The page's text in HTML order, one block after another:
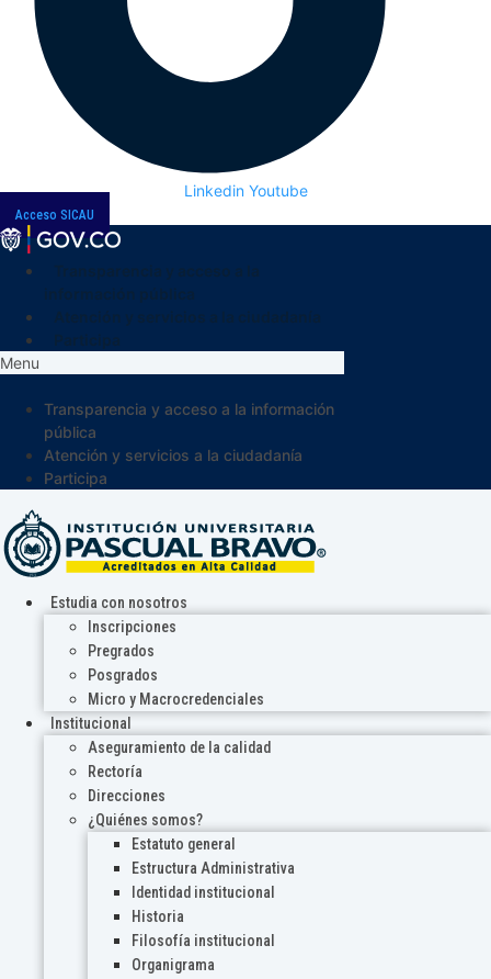
Linkedin Youtube
Acceso SICAU
Menu
Transparencia y acceso a la información
pública
Atención y servicios a la ciudadanía
Participa
Estudia con nosotros
Inscripciones
Pregrados
Posgrados
Micro y Macrocredenciales
Institucional
Aseguramiento de la calidad
Rectoría
Direcciones
¿Quiénes somos?
Estatuto general
Estructura Administrativa
Identidad institucional
Historia
Filosofía institucional
Organigrama